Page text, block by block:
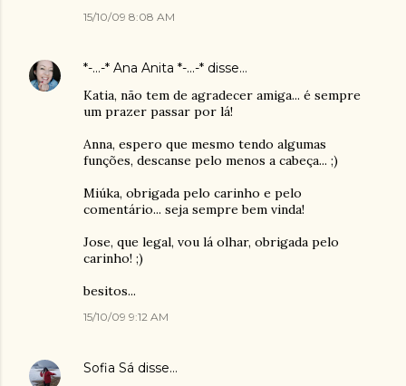
15/10/09 8:08 AM
*-...-* Ana Anita *-...-* disse…
Katia, não tem de agradecer amiga... é sempre
um prazer passar por lá!
Anna, espero que mesmo tendo algumas
funções, descanse pelo menos a cabeça... ;)
Miúka, obrigada pelo carinho e pelo
comentário... seja sempre bem vinda!
Jose, que legal, vou lá olhar, obrigada pelo
carinho! ;)
besitos...
15/10/09 9:12 AM
Sofia Sá disse…